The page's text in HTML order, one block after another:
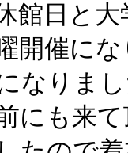
館日と大
開催に
なりま
にも来